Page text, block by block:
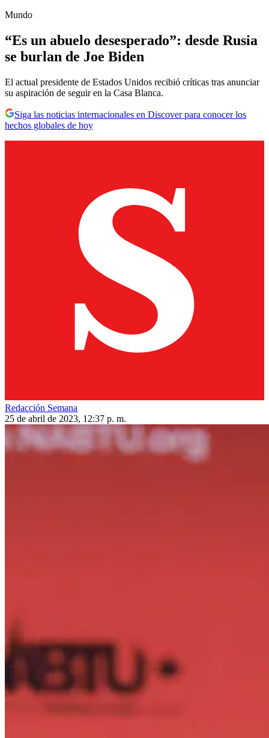
Mundo
“Es un abuelo desesperado”: desde Rusia
se burlan de Joe Biden
El actual presidente de Estados Unidos recibió críticas tras anunciar
su aspiración de seguir en la Casa Blanca.
Siga las noticias internacionales en Discover para conocer los
hechos globales de hoy
Redacción Semana
25 de abril de 2023, 12:37 p. m.